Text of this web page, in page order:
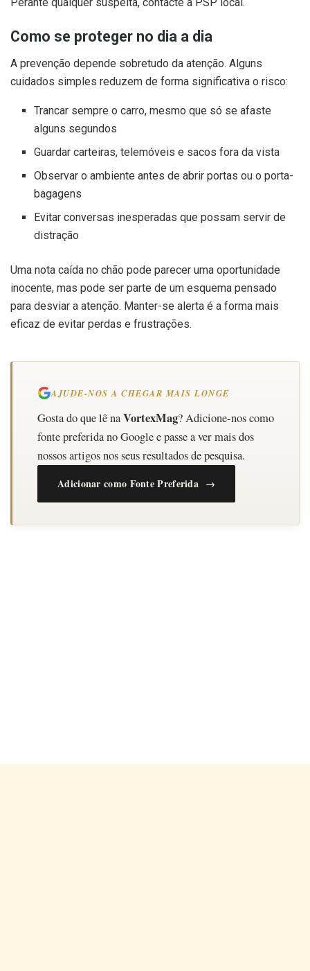
Como se proteger no dia a dia
A prevenção depende sobretudo da atenção. Alguns
cuidados simples reduzem de forma significativa o risco:
Trancar sempre o carro, mesmo que só se afaste
alguns segundos
Guardar carteiras, telemóveis e sacos fora da vista
Observar o ambiente antes de abrir portas ou o porta-
bagagens
Evitar conversas inesperadas que possam servir de
distração
Uma nota caída no chão pode parecer uma oportunidade
inocente, mas pode ser parte de um esquema pensado
para desviar a atenção. Manter-se alerta é a forma mais
eficaz de evitar perdas e frustrações.
AJUDE-NOS A CHEGAR MAIS LONGE
Gosta do que lê naVortexMag? Adicione-nos como
fonte preferida no Google e passe a ver mais dos
nossos artigos nos seus resultados de pesquisa.
Adicionar como Fonte Preferida →